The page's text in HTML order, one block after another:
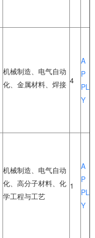
机械制造、电气自动
化、金属材料、焊接 4
A
P
PL
Y
机械制造、电气自动
化、高分子材料、化
学工程与工艺
1
A
P
PL
Y